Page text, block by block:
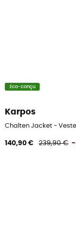
Eco-conçu
Karpos
Chalten Jacket -
140,90 € 239,90 € -